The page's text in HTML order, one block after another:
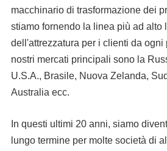
macchinario di trasformazione dei
stiamo fornendo la linea più ad alto
dell'attrezzatura per i clienti da ogni
nostri mercati principali sono la
U.S.A., Brasile, Nuova Zelanda,
Australia ecc.
In questi ultimi 20 anni, siamo
lungo termine per molte società di